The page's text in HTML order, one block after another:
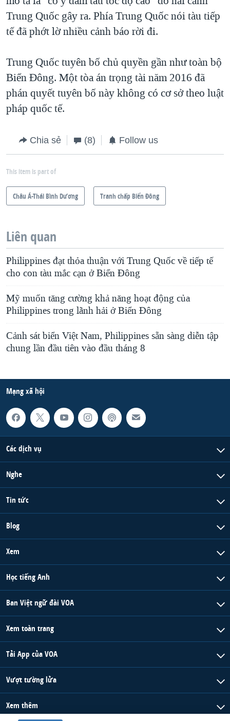
Trung Quốc gây ra. Phía Trung Quốc nói tàu tiếp
tế đã phớt lờ nhiều cảnh báo rời đi.
Trung Quốc tuyên bố chủ quyền gần như toàn bộ
Biển Đông. Một tòa án trọng tài năm 2016 đã
phán quyết tuyên bố này không có cơ sở theo luật
pháp quốc tế.
Chia sẻ (8) Follow us
This item is part of
Châu Á-Thái Bình Dương Tranh chấp Biển Đông
Liên quan
Philippines đạt thỏa thuận với Trung Quốc về tiếp tế
cho con tàu mắc cạn ở Biển Đông
Mỹ muốn tăng cường khả năng hoạt động của
Philippines trong lãnh hải ở Biển Đông
Cảnh sát biển Việt Nam, Philippines sẵn sàng diễn tập
chung lần đầu tiên vào đầu tháng 8
Mạng xã hội
Các dịch vụ
Nghe
Tin tức
Blog
Xem
Học tiếng Anh
Ban Việt ngữ đài VOA
Xem toàn trang
Tải App của VOA
Vượt tường lửa
Xem thêm